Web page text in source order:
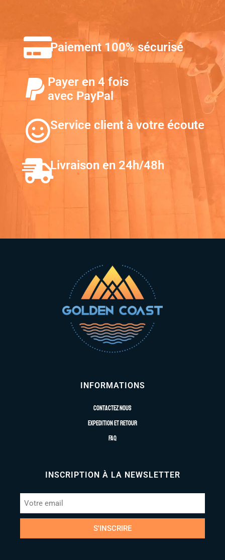
Paiement 100% sécurisé
Payer en 4 fois
avec PayPal
Service client à votre écoute
Livraison en 24h/48h
INFORMATIONS
Contactez nous
Expedition et retour
FAQ
INSCRIPTION À LA NEWSLETTER
S'INSCRIRE